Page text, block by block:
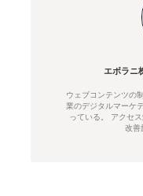
エボラニ
ウェブコンテンツの
業のデジタルマーケ
っている。 アクセ
改善